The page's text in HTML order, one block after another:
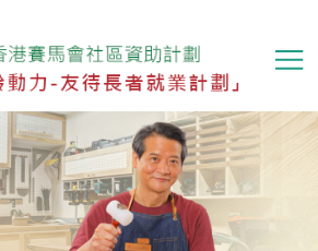
主
內
容